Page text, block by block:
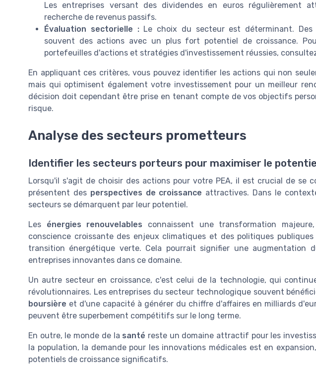
Les entreprises versant des dividendes en euros régulièrement
recherche de revenus passifs.
Évaluation sectorielle :Le choix du secteur est déterminant. Des
souvent des actions avec un plus fort potentiel de croissance.
portefeuilles d'actions et stratégies d'investissement réussies,
En appliquant ces critères, vous pouvez identifier les actions qui non
mais qui optimisent également votre investissement pour un meilleur
décision doit cependant être prise en tenant compte de vos objectifs
risque.
Analyse des secteurs prometteurs
Identifier les secteurs porteurs pour maximiser le
Lorsqu'il s'agit de choisir des actions pour votre PEA, il est crucial de se
présentent des perspectives de croissance attractives. Dans le
secteurs se démarquent par leur potentiel.
Les énergies renouvelables connaissent une transformation
conscience croissante des enjeux climatiques et des politiques
transition énergétique verte. Cela pourrait signifier une augmentation
entreprises innovantes dans ce domaine.
Un autre secteur en croissance, c'est celui de la technologie, qui
révolutionnaires. Les entreprises du secteur technologique souvent
boursière et d'une capacité à générer du chiffre d'affaires en milliards
peuvent être superbement compétitifs sur le long terme.
En outre, le monde de la santé reste un domaine attractif pour les
la population, la demande pour les innovations médicales est en
potentiels de croissance significatifs.